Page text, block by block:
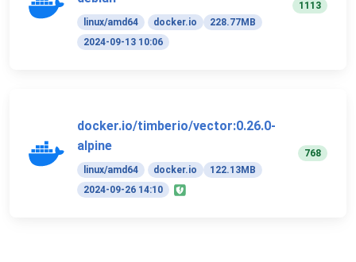
linux/amd64 docker.io
228.77MB
2024-09-13 10:06
1113
docker.io/timberio/vector:0.26.0-
alpine
linux/amd64 docker.io
122.13MB
2024-09-26 14:10
768